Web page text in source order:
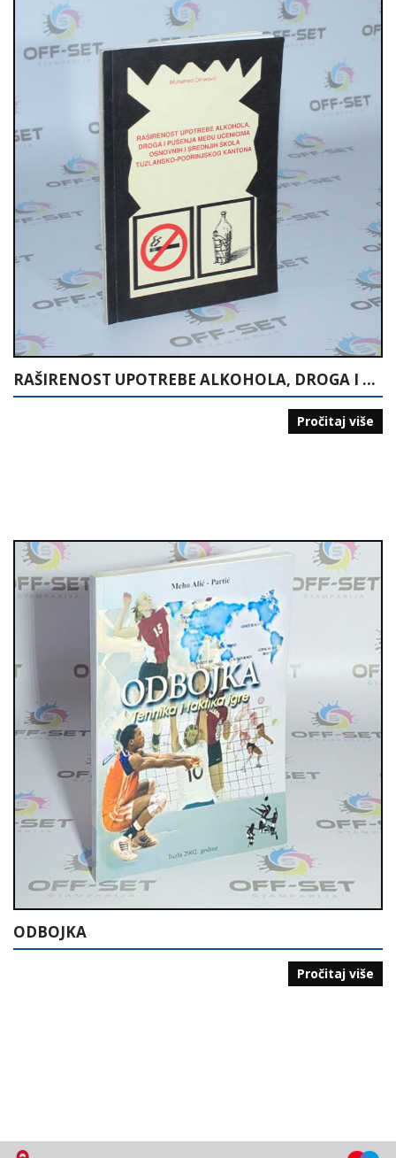
RAŠIRENOST UPOTREBE ALKOHOLA, DROGA I PUŠENJA MEĐU UČENICIMA OSNOVNIH I SREDNJIH ŠKOLA TUZLANSKO-PODRINJSKOG KANTONA
Pročitaj više
ODBOJKA
Pročitaj više